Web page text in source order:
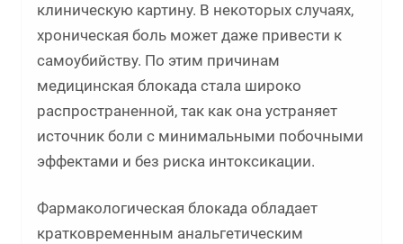
клиническую картину. В некоторых случаях,
хроническая боль может даже привести к
самоубийству. По этим причинам
медицинская блокада стала широко
распространенной, так как она устраняет
источник боли с минимальными побочными
эффектами и без риска интоксикации.
Фармакологическая блокада обладает
кратковременным анальгетическим